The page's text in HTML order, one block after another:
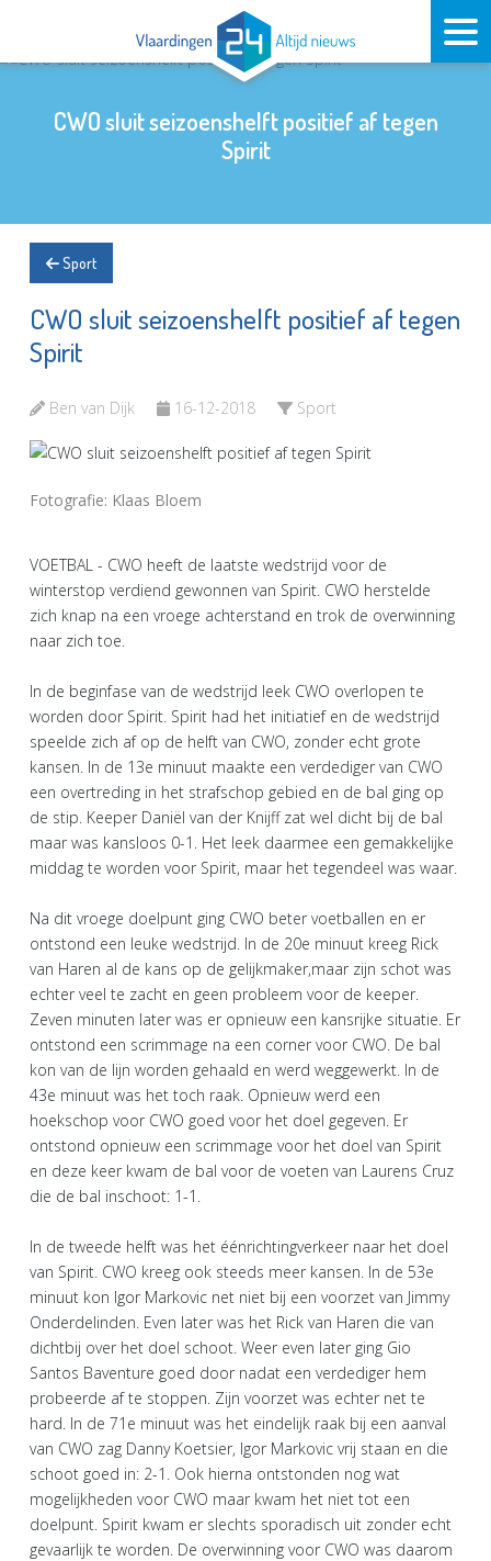
CWO sluit seizoenshelft positief af tegen
Spirit
Sport
CWO sluit seizoenshelft positief af tegen
Spirit
Ben van Dijk 16-12-2018 Sport
Fotografie: Klaas Bloem
VOETBAL - CWO heeft de laatste wedstrijd voor de
winterstop verdiend gewonnen van Spirit. CWO herstelde
zich knap na een vroege achterstand en trok de overwinning
naar zich toe.
In de beginfase van de wedstrijd leek CWO overlopen te
worden door Spirit. Spirit had het initiatief en de wedstrijd
speelde zich af op de helft van CWO, zonder echt grote
kansen. In de 13e minuut maakte een verdediger van CWO
een overtreding in het strafschop gebied en de bal ging op
de stip. Keeper Daniël van der Knijff zat wel dicht bij de bal
maar was kansloos 0-1. Het leek daarmee een gemakkelijke
middag te worden voor Spirit, maar het tegendeel was waar.
Na dit vroege doelpunt ging CWO beter voetballen en er
ontstond een leuke wedstrijd. In de 20e minuut kreeg Rick
van Haren al de kans op de gelijkmaker,maar zijn schot was
echter veel te zacht en geen probleem voor de keeper.
Zeven minuten later was er opnieuw een kansrijke situatie. Er
ontstond een scrimmage na een corner voor CWO. De bal
kon van de lijn worden gehaald en werd weggewerkt. In de
43e minuut was het toch raak. Opnieuw werd een
hoekschop voor CWO goed voor het doel gegeven. Er
ontstond opnieuw een scrimmage voor het doel van Spirit
en deze keer kwam de bal voor de voeten van Laurens Cruz
die de bal inschoot: 1-1.
In de tweede helft was het éénrichtingverkeer naar het doel
van Spirit. CWO kreeg ook steeds meer kansen. In de 53e
minuut kon Igor Markovic net niet bij een voorzet van Jimmy
Onderdelinden. Even later was het Rick van Haren die van
dichtbij over het doel schoot. Weer even later ging Gio
Santos Baventure goed door nadat een verdediger hem
probeerde af te stoppen. Zijn voorzet was echter net te
hard. In de 71e minuut was het eindelijk raak bij een aanval
van CWO zag Danny Koetsier, Igor Markovic vrij staan en die
schoot goed in: 2-1. Ook hierna ontstonden nog wat
mogelijkheden voor CWO maar kwam het niet tot een
doelpunt. Spirit kwam er slechts sporadisch uit zonder echt
gevaarlijk te worden. De overwinning voor CWO was daarom